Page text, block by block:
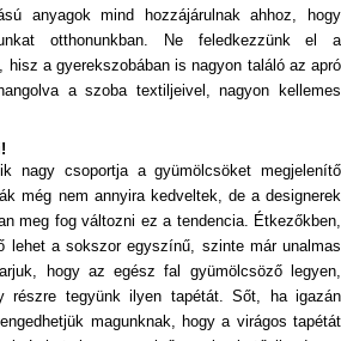
anyagok mind hozzájárulnak ahhoz, hogy
otthonunkban. Ne feledkezzünk el a
hisz a gyerekszobában is nagyon találó az apró
a szoba textiljeivel, nagyon kellemes
nagy csoportja a gyümölcsöket megjelenítő
még nem annyira kedveltek, de a designerek
meg fog változni ez a tendencia. Étkezőkben,
lehet a sokszor egyszínű, szinte már unalmas
hogy az egész fal gyümölcsöző legyen,
részre tegyünk ilyen tapétát. Sőt, ha igazán
magunknak, hogy a virágos tapétát